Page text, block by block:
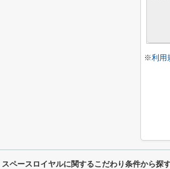
※利用
スペースロイヤルに関するこだわり条件から探